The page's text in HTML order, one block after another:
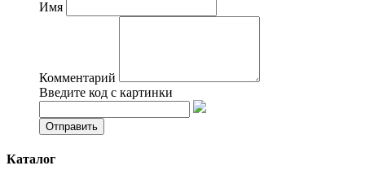
Имя
Комментарий
Введите код с картинки
Каталог